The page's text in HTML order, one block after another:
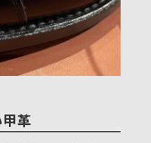
革